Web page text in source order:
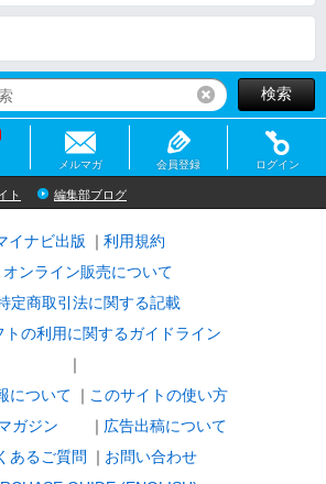
リセット検索
メルマガ 会員登録 ログイン
ト 編集部ブログ
イナビ出版
利用規約
オンライン販売について
定商取引法に関する記載
トの利用に関するガイドライン
｜
について
このサイトの使い方
ガジン
広告出稿について
あるご質問
お問い合わせ